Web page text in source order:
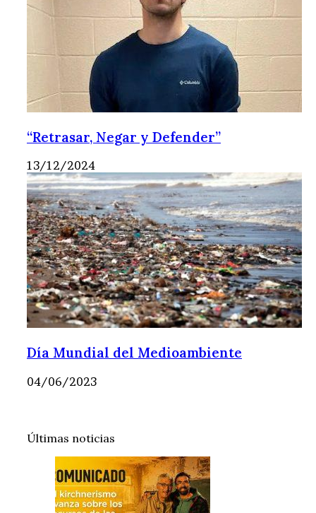
“Retrasar, Negar y Defender”
13/12/2024
Día Mundial del Medioambiente
04/06/2023
Últimas noticias